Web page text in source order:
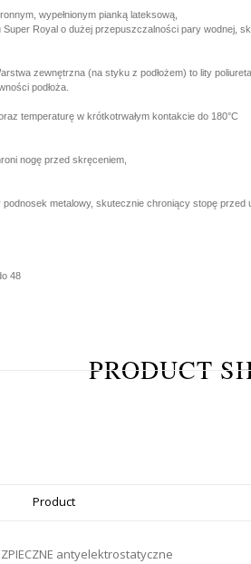
wypełnionym pianką lateksową,
Royal o dużej przepuszczalności pary wodnej,
zewnętrzna (na styku z podłożem) to lity
podłoża.
temperaturę w krótkotrwałym kontakcie do 180°C
nogę przed skręceniem,
metalowy, skutecznie chroniący stopę
48
PRODUCT
Product
antyelektrostatyczne